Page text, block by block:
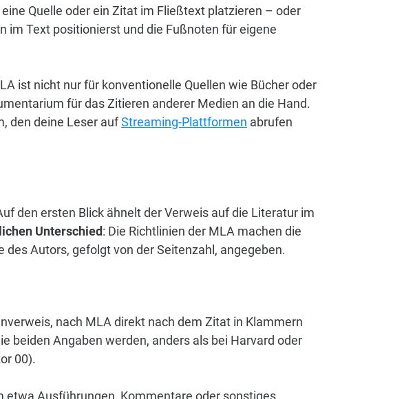
Quelle oder ein Zitat im Fließtext platzieren – oder
im Text positionierst und die Fußnoten für eigene
ist nicht nur für konventionelle Quellen wie Bücher oder
für das Zitieren anderer Medien an die Hand.
den deine Leser aufStreaming-Plattformen abrufen
den ersten Blick ähnelt der Verweis auf die Literatur im
Unterschied: Die Richtlinien der MLA machen die
Autors, gefolgt von der Seitenzahl, angegeben.
nach MLA direkt nach dem Zitat in Klammern
beiden Angaben werden, anders als bei Harvard oder
00).
Ausführungen, Kommentare oder sonstiges